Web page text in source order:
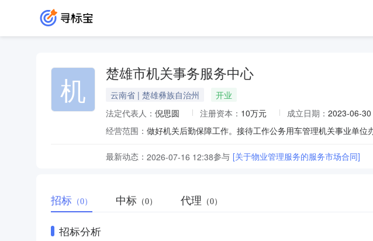
机 楚雄市机关事务服务中心
云南省 | 楚雄彝族自治州
开业
法定代表人： 倪思圆 注册资本： 10万元 成立日期： 2023-06-30
经营范围： 做好机关后勤保障工作。接待工作公务用车管理机关事业单
最新动态： 2026-07-16 12:38参与 [关于物业管理服务的服务市场合同]
招标 （0） 中标 （0） 代理 （0）
招标分析